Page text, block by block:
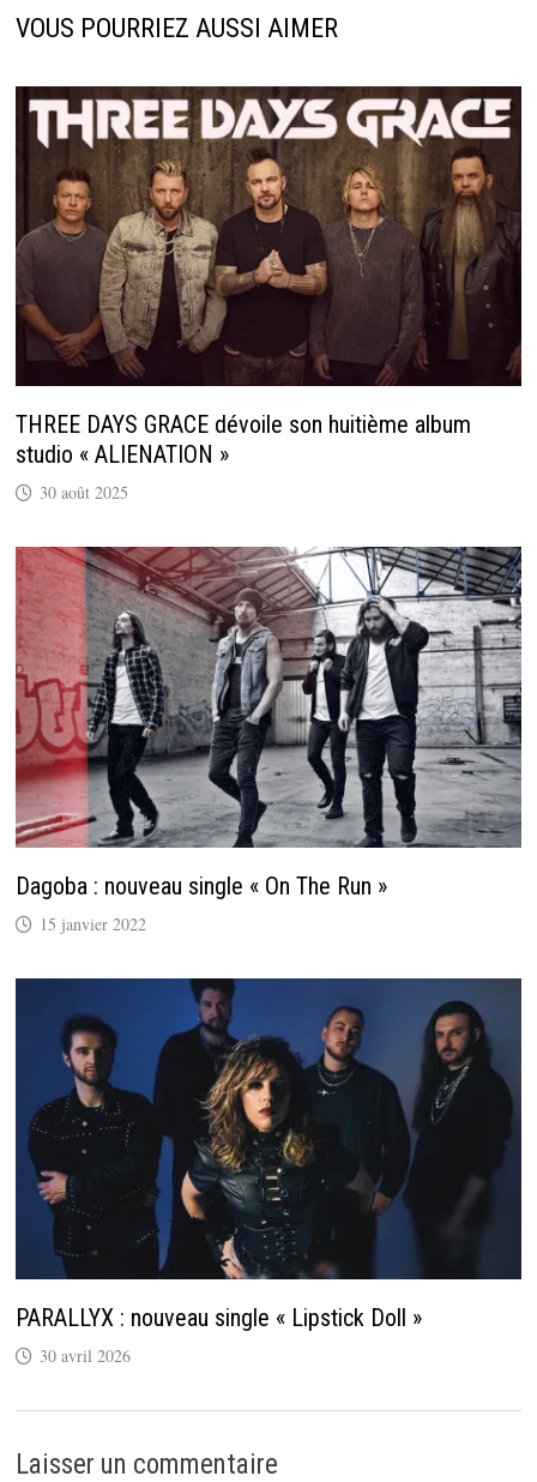
VOUS POURRIEZ AUSSI AIMER
THREE DAYS GRACE dévoile son huitième album
studio « ALIENATION »
30 août 2025
Dagoba : nouveau single « On The Run »
15 janvier 2022
PARALLYX : nouveau single « Lipstick Doll »
30 avril 2026
Laisser un commentaire